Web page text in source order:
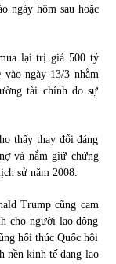
ngày hôm sau hoặc
lại trị giá 500 tỷ
ngày 13/3 nhằm
tài chính do sự
thấy thay đổi đáng
và nắm giữ chứng
sử năm 2008.
Trump cũng cam
cho người lao động
hối thúc Quốc hội
nền kinh tế đang lao